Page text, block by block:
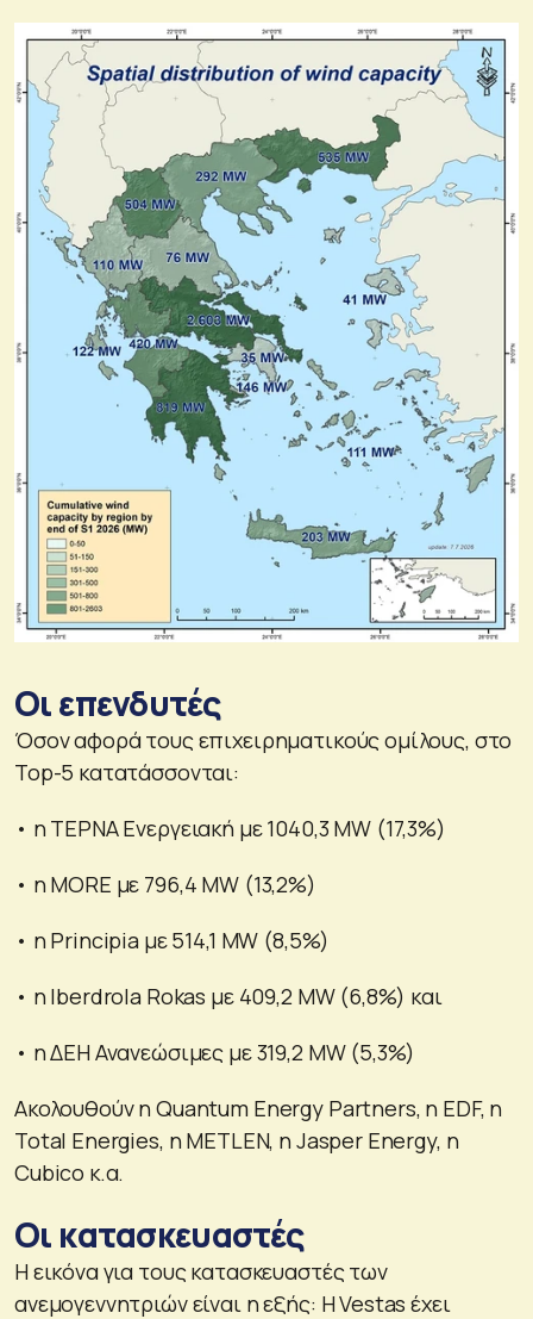
Οι επενδυτές
Όσον αφορά τους επιχειρηματικούς ομίλους, στο
Top-5 κατατάσσονται:
• η ΤΕΡΝΑ Ενεργειακή με 1040,3 MW (17,3%)
• η ΜORE με 796,4 MW (13,2%)
• η Principia με 514,1 MW (8,5%)
• η Iberdrola Rokas με 409,2 MW (6,8%) και
• η ΔΕΗ Ανανεώσιμες με 319,2 MW (5,3%)
Ακολουθούν η Quantum Energy Partners, η EDF, η
Total Energies, η METLEN, η Jasper Energy, η
Cubico κ.α.
Οι κατασκευαστές
H εικόνα για τους κατασκευαστές των
ανεμογεννητριών είναι η εξής: H Vestas έχει